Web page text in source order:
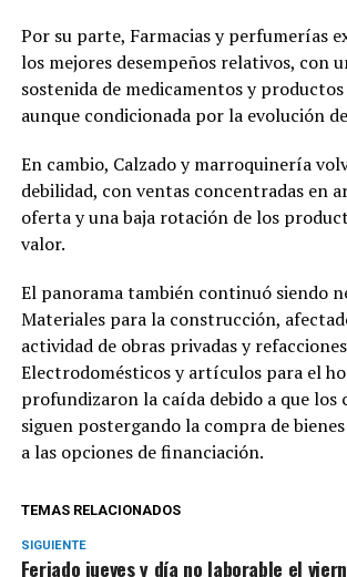
Por su parte, Farmacias y perfumerías
los mejores desempeños relativos, con
sostenida de medicamentos y productos
aunque condicionada por la evolución
En cambio, Calzado y marroquinería
debilidad, con ventas concentradas en
oferta y una baja rotación de los
valor.
El panorama también continuó siendo
Materiales para la construcción,
actividad de obras privadas y
Electrodomésticos y artículos para el
profundizaron la caída debido a que los
siguen postergando la compra de
a las opciones de financiación.
TEMAS RELACIONADOS
SIGUIENTE
Feriado jueves y día no laborable el